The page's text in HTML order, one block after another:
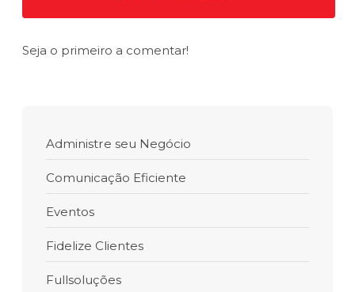
Seja o primeiro a comentar!
Administre seu Negócio
Comunicação Eficiente
Eventos
Fidelize Clientes
Fullsoluções